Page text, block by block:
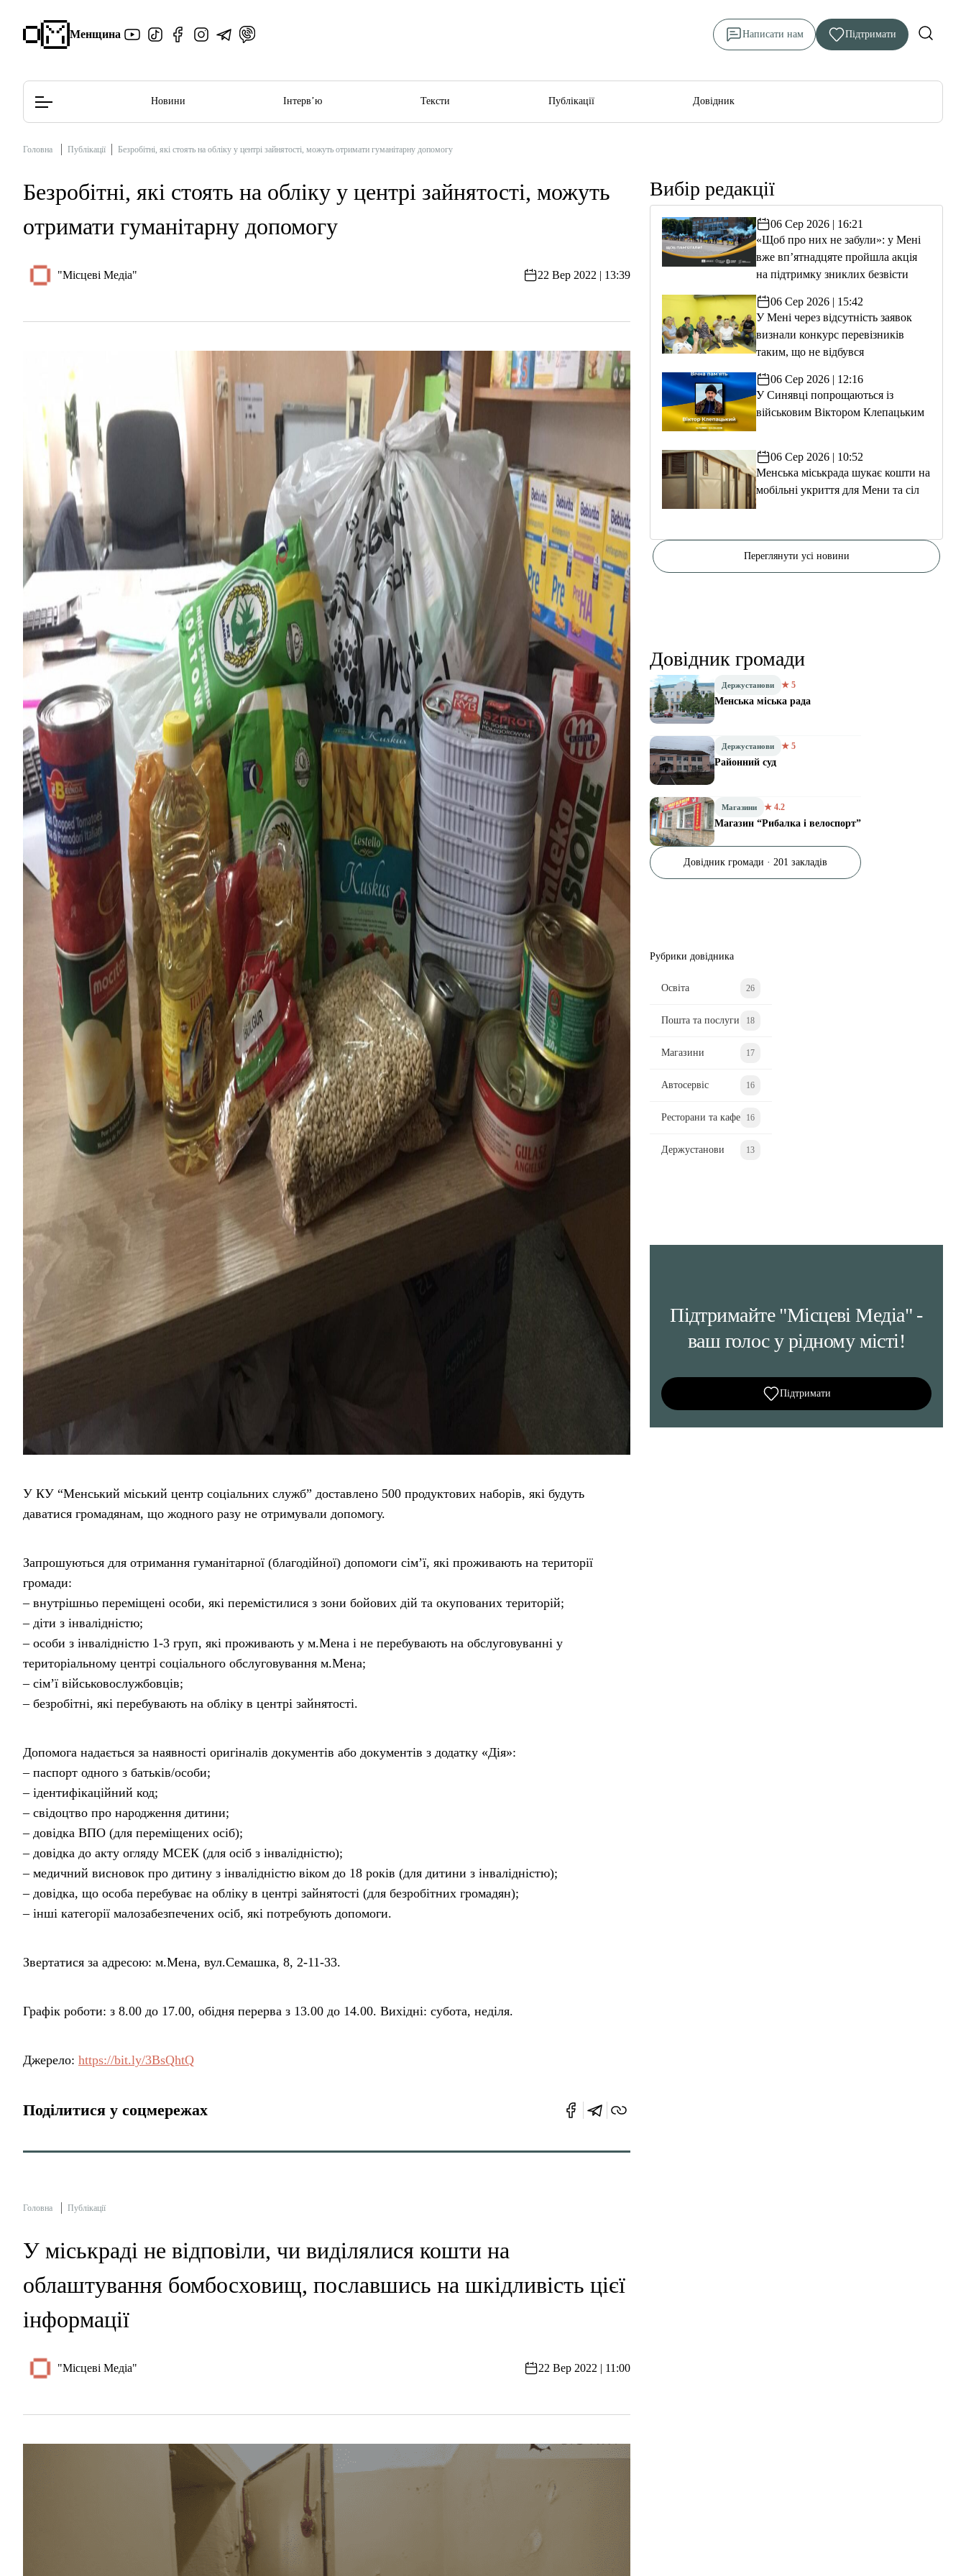
Менщина Написати нам Підтримати
Редакційна політика
Новини Інтерв’ю Тексти Публікації Довідник
Головна Публікації Безробітні, які стоять на обліку у центрі зайнятості, можуть отримати гуманітарну допомогу
Безробітні, які стоять на обліку у центрі зайнятості, можуть
отримати гуманітарну допомогу
"Місцеві Медіа" 22 Вер 2022 | 13:39
У КУ “Менський міський центр соціальних служб” доставлено 500 продуктових наборів, які будуть
даватися громадянам, що жодного разу не отримували допомогу.
Запрошуються для отримання гуманітарної (благодійної) допомоги сім’ї, які проживають на території
громади:
– внутрішньо переміщені особи, які перемістилися з зони бойових дій та окупованих територій;
– діти з інвалідністю;
– особи з інвалідністю 1-3 груп, які проживають у м.Мена і не перебувають на обслуговуванні у
територіальному центрі соціального обслуговування м.Мена;
– сім’ї військовослужбовців;
– безробітні, які перебувають на обліку в центрі зайнятості.
Допомога надається за наявності оригіналів документів або документів з додатку «Дія»:
– паспорт одного з батьків/особи;
– ідентифікаційний код;
– свідоцтво про народження дитини;
– довідка ВПО (для переміщених осіб);
– довідка до акту огляду МСЕК (для осіб з інвалідністю);
– медичний висновок про дитину з інвалідністю віком до 18 років (для дитини з інвалідністю);
– довідка, що особа перебуває на обліку в центрі зайнятості (для безробітних громадян);
– інші категорії малозабезпечених осіб, які потребують допомоги.
Звертатися за адресою: м.Мена, вул.Семашка, 8, 2-11-33.
Графік роботи: з 8.00 до 17.00, обідня перерва з 13.00 до 14.00. Вихідні: субота, неділя.
Джерело: https://bit.ly/3BsQhtQ
Поділитися у соцмережах
Головна Публікації
У міськраді не відповіли, чи виділялися кошти на
облаштування бомбосховищ, пославшись на шкідливість цієї
інформації
"Місцеві Медіа" 22 Вер 2022 | 11:00
Вибір редакції
06 Сер 2026 | 16:21
«Щоб про них не забули»: у Мені
вже вп’ятнадцяте пройшла акція
на підтримку зниклих безвісти
06 Сер 2026 | 15:42
У Мені через відсутність заявок
визнали конкурс перевізників
таким, що не відбувся
06 Сер 2026 | 12:16
У Синявці попрощаються із
військовим Віктором Клепацьким
06 Сер 2026 | 10:52
Менська міськрада шукає кошти на
мобільні укриття для Мени та сіл
Переглянути усі новини
Довідник громади
Держустанови ★ 5
Менська міська рада
Держустанови ★ 5
Районний суд
Магазини ★ 4.2
Магазин “Рибалка і велоспорт”
Довідник громади · 201 закладів
Рубрики довідника
Освіта 26
Пошта та послуги 18
Магазини 17
Автосервіс 16
Ресторани та кафе 16
Держустанови 13
Підтримайте "Місцеві Медіа" -
ваш голос у рідному місті!
Підтримати